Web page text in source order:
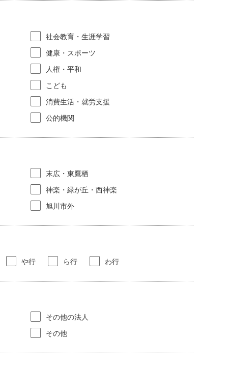
社会教育・生涯学習
健康・スポーツ
人権・平和
こども
消費生活・就労支援
公的機関
末広・東鷹栖
神楽・緑が丘・西神楽
旭川市外
や行 ら行 わ行
その他の法人
その他